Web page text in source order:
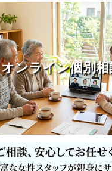
オンライン個別相